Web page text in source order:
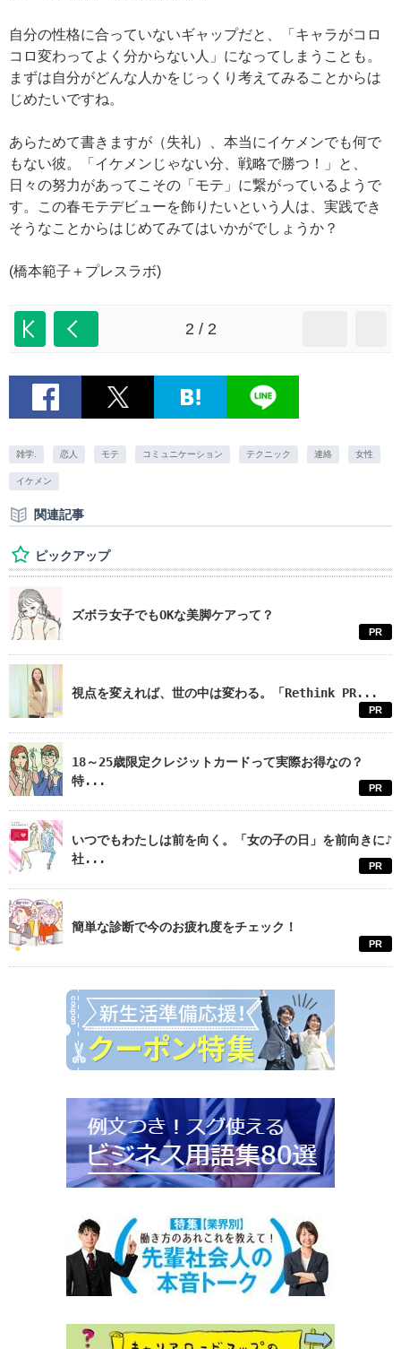
自分の性格に合っていないギャップだと、「キャラがコロ
コロ変わってよく分からない人」になってしまうことも。
まずは自分がどんな人かをじっくり考えてみることからは
じめたいですね。
あらためて書きますが（失礼）、本当にイケメンでも何で
もない彼。「イケメンじゃない分、戦略で勝つ！」と、
日々の努力があってこその「モテ」に繋がっているようで
す。この春モテデビューを飾りたいという人は、実践でき
そうなことからはじめてみてはいかがでしょうか？
(橋本範子＋プレスラボ)
2 / 2
雑学. 恋人 モテ コミュニケーション テクニック 連絡 女性
イケメン
関連記事
ピックアップ
ズボラ女子でもOKな美脚ケアって？
PR
視点を変えれば、世の中は変わる。「Rethink PR...
PR
18～25歳限定クレジットカードって実際お得なの？
特...
PR
いつでもわたしは前を向く。「女の子の日」を前向きに♪
社...
PR
簡単な診断で今のお疲れ度をチェック！
PR